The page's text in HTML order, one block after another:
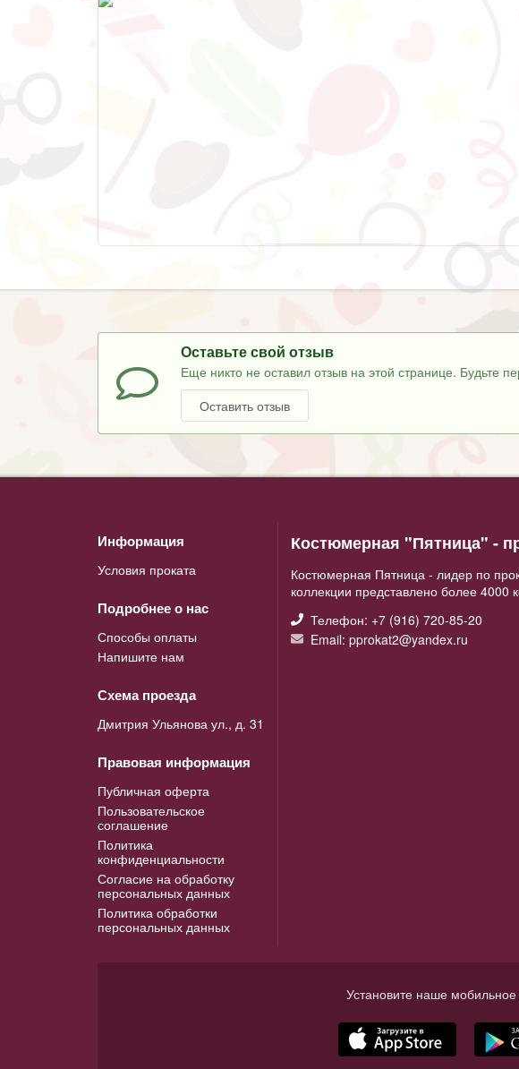
Оставьте свой отзыв
Еще никто не оставил отзыв на этой странице. Будьте
Оставить отзыв
Информация
Условия проката
Подробнее о нас
Способы оплаты
Напишите нам
Схема проезда
Дмитрия Ульянова ул., д. 31
Правовая информация
Публичная оферта
Пользовательское
соглашение
Политика
конфиденциальности
Согласие на обработку
персональных данных
Политика обработки
персональных данных
Костюмерная "Пятница" -
Костюмерная Пятница - лидер по
коллекции представлено более 4000
Телефон: +7 (916) 720-85-20
Email: pprokat2@yandex.ru
Установите наше